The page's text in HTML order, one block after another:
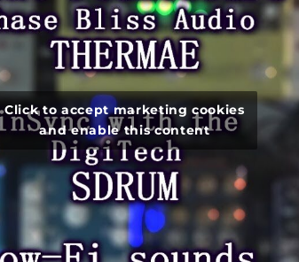
Click to accept marketing cookies
and enable this content